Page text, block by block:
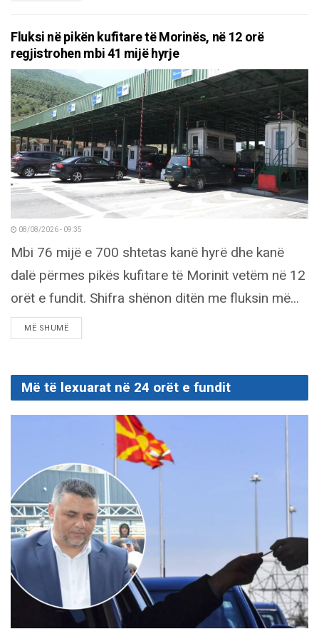
Fluksi në pikën kufitare të Morinës, në 12 orë
regjistrohen mbi 41 mijë hyrje
08/08/2026 - 09:35
Mbi 76 mijë e 700 shtetas kanë hyrë dhe kanë
dalë përmes pikës kufitare të Morinit vetëm në 12
orët e fundit. Shifra shënon ditën me fluksin më...
MË SHUMËDETAILS
Më të lexuarat në 24 orët e fundit